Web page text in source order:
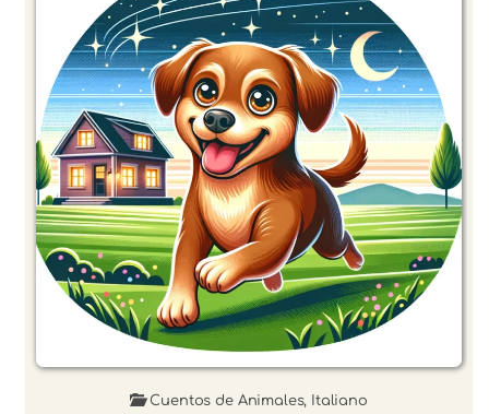
Cuentos de Animales, Italiano